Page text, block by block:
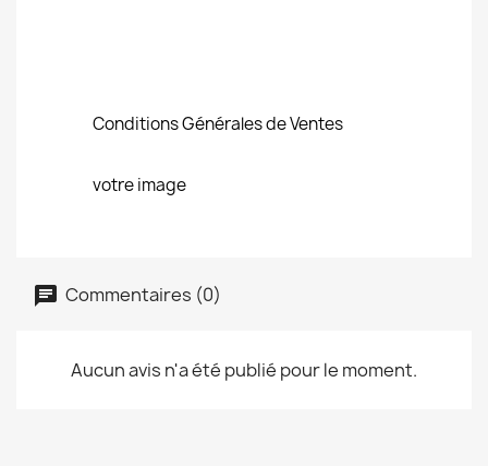
Conditions Générales de Ventes
votre image
Commentaires (0)
Aucun avis n'a été publié pour le moment.